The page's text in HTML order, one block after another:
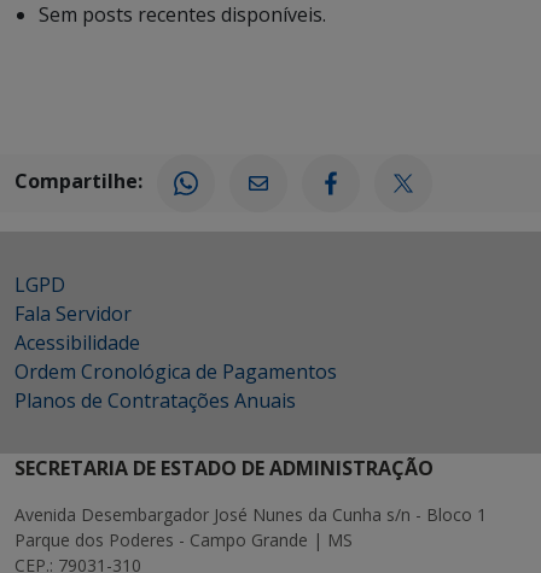
Sem posts recentes disponíveis.
Compartilhe:
LGPD
Fala Servidor
Acessibilidade
Ordem Cronológica de Pagamentos
Planos de Contratações Anuais
SECRETARIA DE ESTADO DE ADMINISTRAÇÃO
Avenida Desembargador José Nunes da Cunha s/n - Bloco 1
Parque dos Poderes - Campo Grande | MS
CEP.: 79031-310